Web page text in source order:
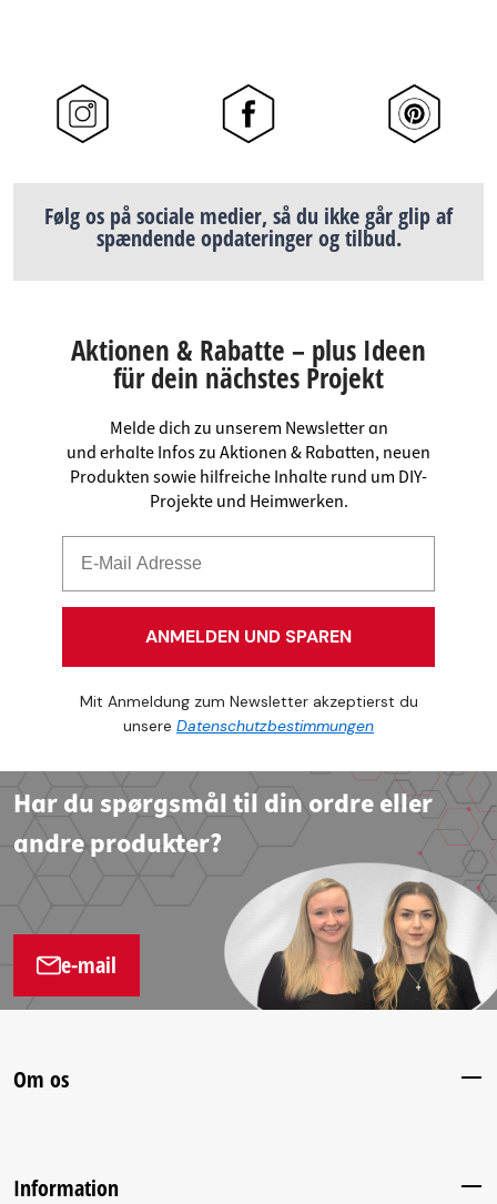
Følg os på sociale medier, så du ikke går glip af
spændende opdateringer og tilbud.
Aktionen & Rabatte – plus Ideen
für dein nächstes Projekt
Melde dich zu unserem Newsletter an
und erhalte Infos zu Aktionen & Rabatten, neuen
Produkten sowie hilfreiche Inhalte rund um DIY-
Projekte und Heimwerken.
ANMELDEN UND SPAREN
Mit Anmeldung zum Newsletter akzeptierst du
unsere Datenschutzbestimmungen
Har du spørgsmål til din ordre eller
andre produkter?
e-mail
Om os
Information